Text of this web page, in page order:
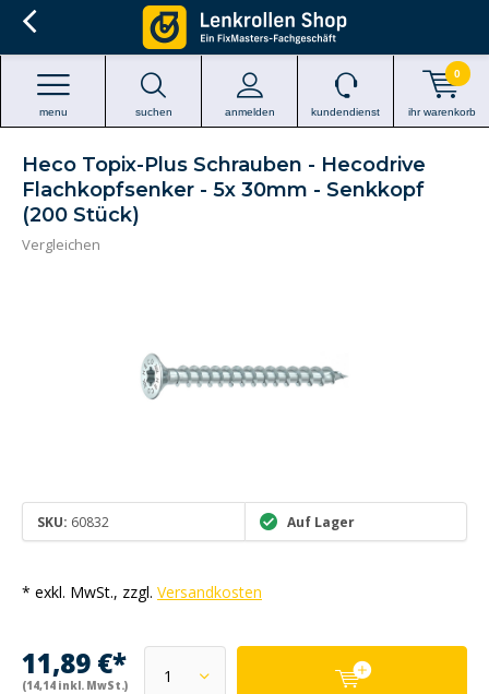
suchen anmelden
menu kundendienst ihr warenkorb
0
Heco Topix-Plus Schrauben - Hecodrive
Flachkopfsenker - 5x 30mm - Senkkopf
(200 Stück)
Vergleichen
SKU: 60832 Auf Lager
* exkl. MwSt., zzgl. Versandkosten
11,89 €*
(14,14 inkl. MwSt.)